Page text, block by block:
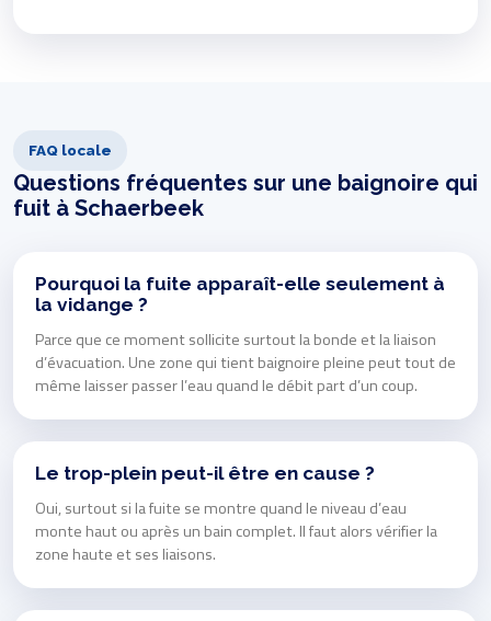
FAQ locale
Questions fréquentes sur une baignoire qui
fuit à Schaerbeek
Pourquoi la fuite apparaît-elle seulement à
la vidange ?
Parce que ce moment sollicite surtout la bonde et la liaison
d’évacuation. Une zone qui tient baignoire pleine peut tout de
même laisser passer l’eau quand le débit part d’un coup.
Le trop-plein peut-il être en cause ?
Oui, surtout si la fuite se montre quand le niveau d’eau
monte haut ou après un bain complet. Il faut alors vérifier la
zone haute et ses liaisons.